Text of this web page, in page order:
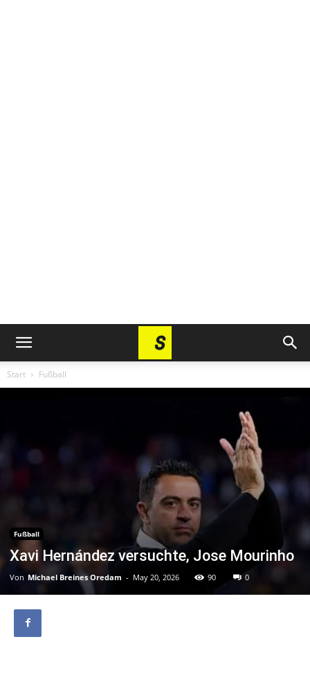
Start Fußball
Fußball
Xavi Hernández versuchte, Jose Mourinho
Von Michael Breines Oredam - May 20, 2026 90 0